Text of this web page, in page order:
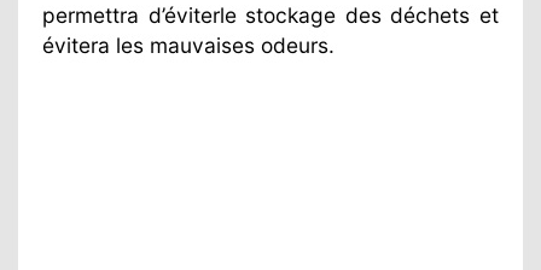
permettra d’éviterle stockage des déchets et
évitera les mauvaises odeurs.